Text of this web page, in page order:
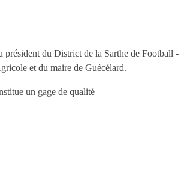
président du District de la Sarthe de Football -
et du maire de Guécélard.
un gage de qualité